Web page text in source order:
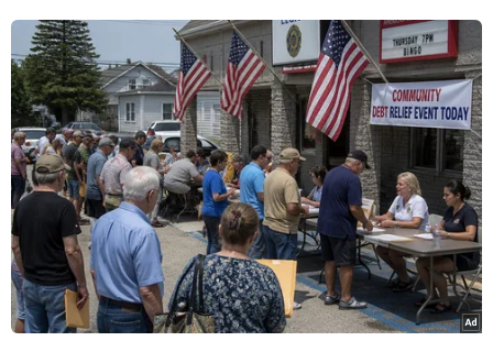
23/04/2018 22:41
Phó Cảnh sát trưởng thành phố Toronto của
Canada, ông Peter Yuen xác nhận đã có 9 người
thiệt mạng và 16 người bị thương trong vụ đâm xe
ở khu vực giao lộ giữa phố Yonge và đại lộ Finch.